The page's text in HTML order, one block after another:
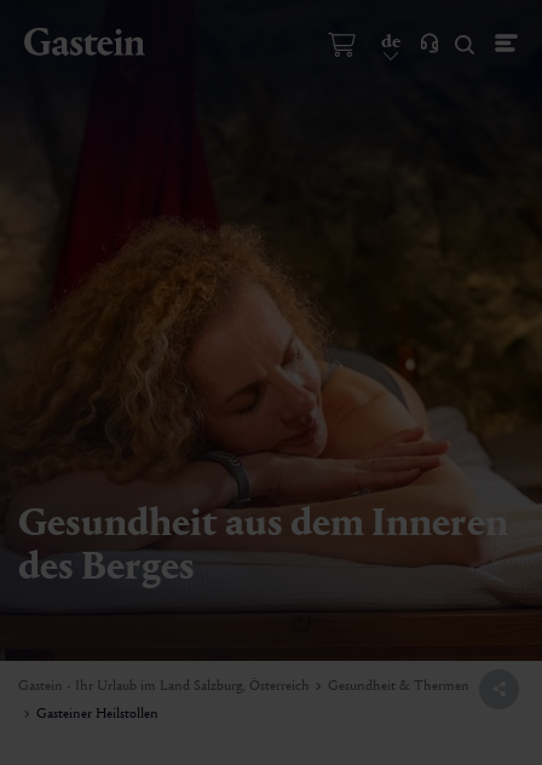
de
Gesundheit aus dem Inneren
des Berges
Gastein - Ihr Urlaub im Land Salzburg, Österreich
Gesundheit & Thermen
Gasteiner Heilstollen